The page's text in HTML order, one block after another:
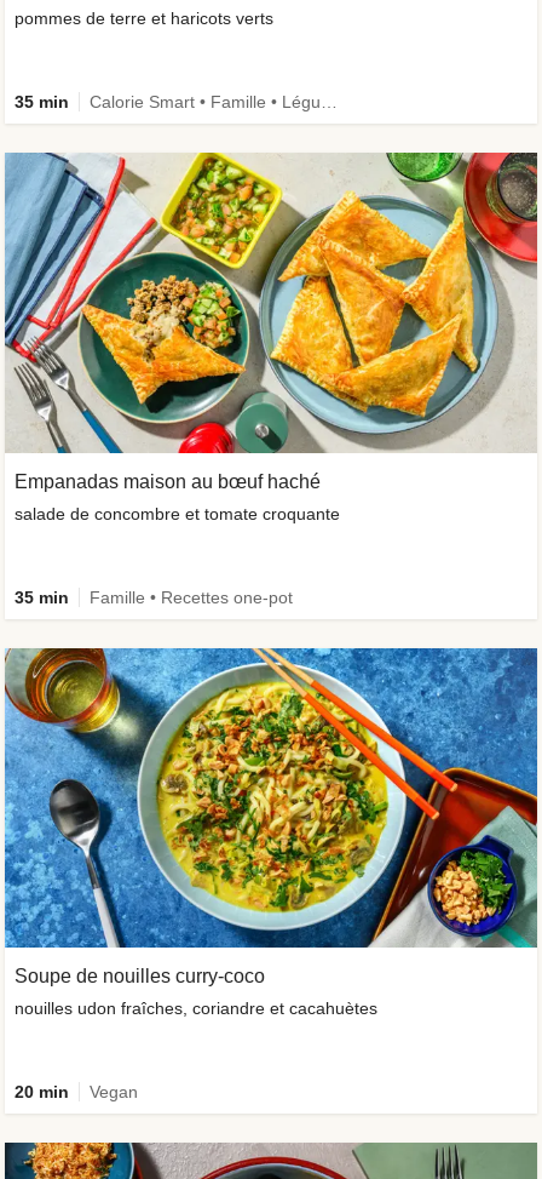
pommes de terre et haricots verts
35 min
Empanadas maison au bœuf haché
salade de concombre et tomate croquante
35 min Famille • Recettes one-pot
Soupe de nouilles curry-coco
nouilles udon fraîches, coriandre et cacahuètes
20 min Vegan